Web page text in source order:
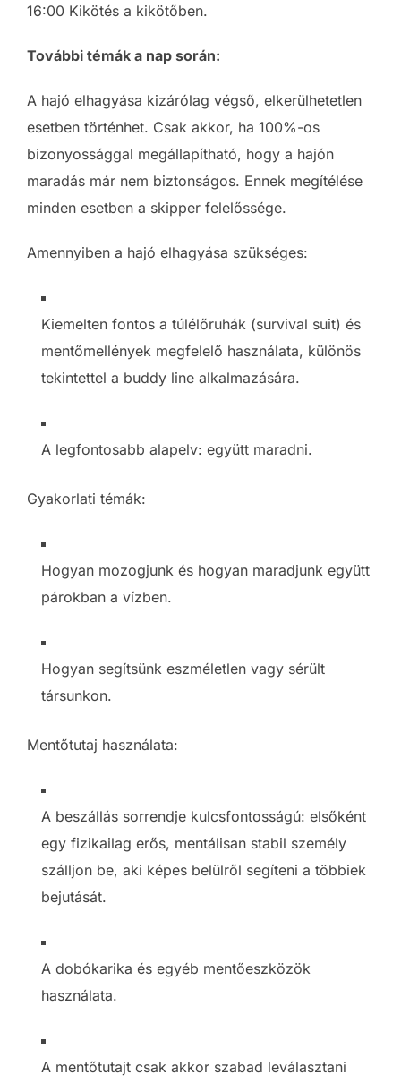
16:00 Kikötés a kikötőben.
További témák a nap során:
A hajó elhagyása kizárólag végső, elkerülhetetlen
esetben történhet. Csak akkor, ha 100%-os
bizonyossággal megállapítható, hogy a hajón
maradás már nem biztonságos. Ennek megítélése
minden esetben a skipper felelőssége.
Amennyiben a hajó elhagyása szükséges:
Kiemelten fontos a túlélőruhák (survival suit) és
mentőmellények megfelelő használata, különös
tekintettel a buddy line alkalmazására.
A legfontosabb alapelv: együtt maradni.
Gyakorlati témák:
Hogyan mozogjunk és hogyan maradjunk együtt
párokban a vízben.
Hogyan segítsünk eszméletlen vagy sérült
társunkon.
Mentőtutaj használata:
A beszállás sorrendje kulcsfontosságú: elsőként
egy fizikailag erős, mentálisan stabil személy
szálljon be, aki képes belülről segíteni a többiek
bejutását.
A dobókarika és egyéb mentőeszközök
használata.
A mentőtutajt csak akkor szabad leválasztani